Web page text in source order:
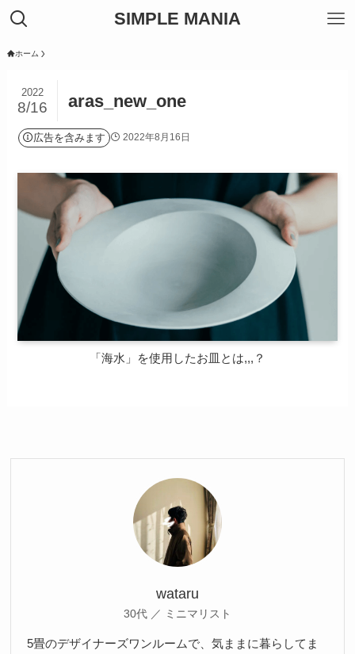
SIMPLE MANIA
ホーム
aras_new_one
2022
8/16
広告を含みます 2022年8月16日
「海水」を使用したお皿とは,,,？
wataru
30代 ／ ミニマリスト
5畳のデザイナーズワンルームで、気ままに暮らしてま